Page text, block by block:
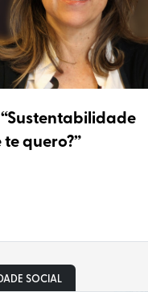
quero?”
SOCIAL